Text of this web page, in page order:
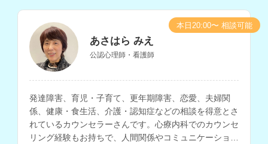
あさはら みえ
公認心理師・看護師
発達障害、育児・子育て、更年期障害、恋愛、夫婦関
係、健康・食生活、介護・認知症などの相談を得意とさ
れているカウンセラーさんです。心療内科でのカウンセ
リング経験もお持ちで、人間関係やコミュニケーショ
本日20:00〜 相談可能